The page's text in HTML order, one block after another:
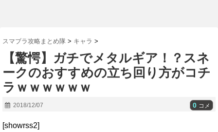
スマブラ攻略まとめ隊 > キャラ >
【驚愕】ガチでメタルギア！？スネ
ークのおすすめの立ち回り方がコチ
ラｗｗｗｗｗｗ
2018/12/07 0 コメ
[showrss2]